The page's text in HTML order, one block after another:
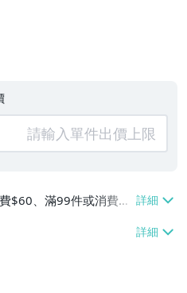
$60、滿99件或消費滿